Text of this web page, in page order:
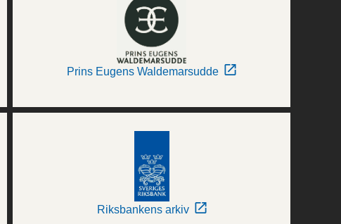
Prins Eugens Waldemarsudde
Riksbankens arkiv